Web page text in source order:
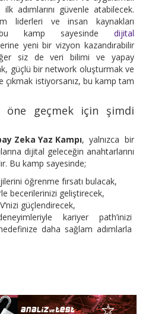
adımlarını güvenle atabilecek.
liderleri ve insan kaynakları
kamp sayesinde dijital
yeni bir vizyon kazandırabilir
siz de veri bilimi ve yapay
güçlü bir network oluşturmak ve
çıkmak istiyorsanız, bu kamp tam
öne geçmek için şimdi
Zeka Yaz Kampı, yalnızca bir
dijital geleceğin anahtarlarını
Bu kamp sayesinde;
öğrenme fırsatı bulacak,
becerilerinizi geliştirecek,
güçlendirecek,
kariyer path’inizi
daha sağlam adımlarla